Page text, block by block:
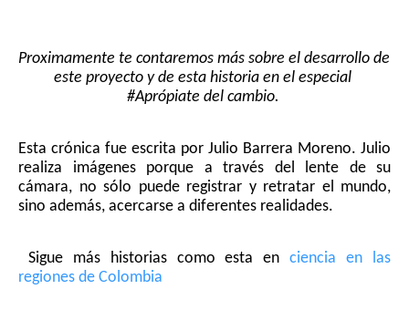
Proximamente te contaremos más sobre el desarrollo de
este proyecto y de esta historia en el especial
#Aprópiate del cambio.
Esta crónica fue escrita por Julio Barrera Moreno. Julio
realiza imágenes porque a través del lente de su
cámara, no sólo puede registrar y retratar el mundo,
sino además, acercarse a diferentes realidades.
Sigue más historias como esta en ciencia en las
regiones de Colombia